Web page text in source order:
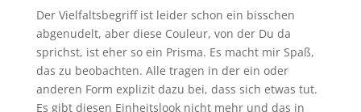
Der Vielfaltsbegriff ist leider schon ein bisschen
abgenudelt, aber diese Couleur, von der Du da
sprichst, ist eher so ein Prisma. Es macht mir Spaß,
das zu beobachten. Alle tragen in der ein oder
anderen Form explizit dazu bei, dass sich etwas tut.
Es gibt diesen Einheitslook nicht mehr und das in